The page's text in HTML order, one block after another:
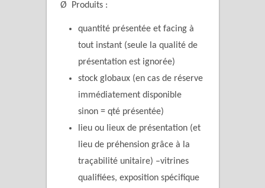
Ø Produits :
quantité présentée et facing à
tout instant (seule la qualité de
présentation est ignorée)
stock globaux (en cas de réserve
immédiatement disponible
sinon = qté présentée)
lieu ou lieux de présentation (et
lieu de préhension grâce à la
traçabilité unitaire) –vitrines
qualifiées, exposition spécifique